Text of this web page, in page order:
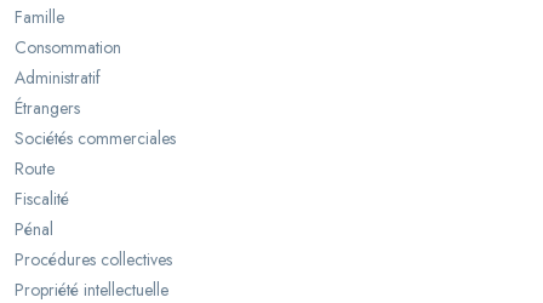
Famille
Consommation
Administratif
Étrangers
Sociétés commerciales
Route
Fiscalité
Pénal
Procédures collectives
Propriété intellectuelle